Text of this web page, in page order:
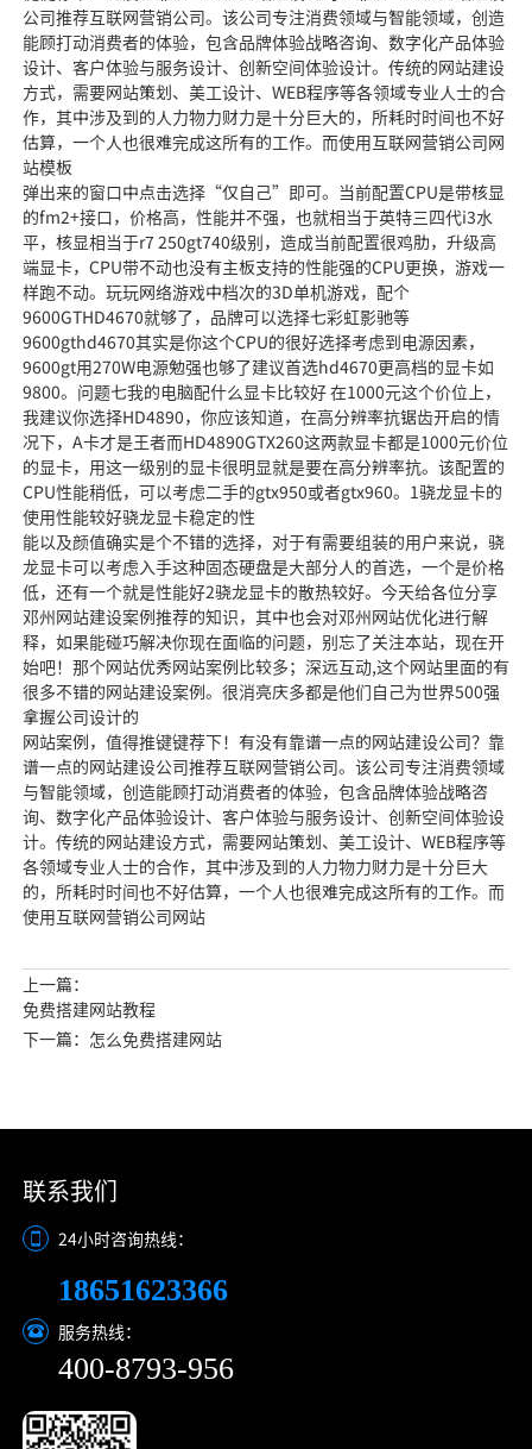
公司推荐互联网营销公司。该公司专注消费领域与智能领域，创造
能顾打动消费者的体验，包含品牌体验战略咨询、数字化产品体验
设计、客户体验与服务设计、创新空间体验设计。传统的网站建设
方式，需要网站策划、美工设计、WEB程序等各领域专业人士的合
作，其中涉及到的人力物力财力是十分巨大的，所耗时时间也不好
估算，一个人也很难完成这所有的工作。而使用互联网营销公司网
站模板
弹出来的窗口中点击选择“仅自己”即可。当前配置CPU是带核显
的fm2+接口，价格高，性能并不强，也就相当于英特三四代i3水
平，核显相当于r7 250gt740级别，造成当前配置很鸡肋，升级高
端显卡，CPU带不动也没有主板支持的性能强的CPU更换，游戏一
样跑不动。玩玩网络游戏中档次的3D单机游戏，配个
9600GTHD4670就够了，品牌可以选择七彩虹影驰等
9600gthd4670其实是你这个CPU的很好选择考虑到电源因素，
9600gt用270W电源勉强也够了建议首选hd4670更高档的显卡如
9800。问题七我的电脑配什么显卡比较好 在1000元这个价位上，
我建议你选择HD4890，你应该知道，在高分辨率抗锯齿开启的情
况下，A卡才是王者而HD4890GTX260这两款显卡都是1000元价位
的显卡，用这一级别的显卡很明显就是要在高分辨率抗。该配置的
CPU性能稍低，可以考虑二手的gtx950或者gtx960。1骁龙显卡的
使用性能较好骁龙显卡稳定的性
能以及颜值确实是个不错的选择，对于有需要组装的用户来说，骁
龙显卡可以考虑入手这种固态硬盘是大部分人的首选，一个是价格
低，还有一个就是性能好2骁龙显卡的散热较好。今天给各位分享
邓州网站建设案例推荐的知识，其中也会对邓州网站优化进行解
释，如果能碰巧解决你现在面临的问题，别忘了关注本站，现在开
始吧！那个网站优秀网站案例比较多；深远互动,这个网站里面的有
很多不错的网站建设案例。很消亮庆多都是他们自己为世界500强
拿握公司设计的
网站案例，值得推键键荐下！有没有靠谱一点的网站建设公司？靠
谱一点的网站建设公司推荐互联网营销公司。该公司专注消费领域
与智能领域，创造能顾打动消费者的体验，包含品牌体验战略咨
询、数字化产品体验设计、客户体验与服务设计、创新空间体验设
计。传统的网站建设方式，需要网站策划、美工设计、WEB程序等
各领域专业人士的合作，其中涉及到的人力物力财力是十分巨大
的，所耗时时间也不好估算，一个人也很难完成这所有的工作。而
使用互联网营销公司网站
上一篇：
免费搭建网站教程
下一篇：怎么免费搭建网站
联系我们
24小时咨询热线：
18651623366
服务热线：
400-8793-956